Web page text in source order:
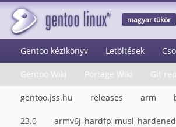
magyar tükör
Gentoo kézikönyv Letöltések
Gentoo Wiki Portage Wiki Git
gentoo.jss.hu releases arm
23.0 armv6j_hardfp_musl_hardened